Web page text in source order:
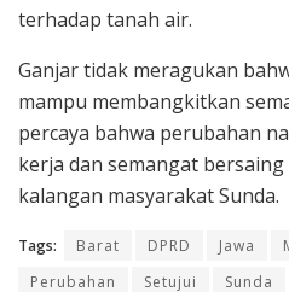
terhadap tanah air.
Ganjar tidak meragukan
mampu membangkitkan
percaya bahwa perubahan
kerja dan semangat
kalangan masyarakat Sunda.
Tags: Barat DPRD Jawa
Perubahan
Setujui Sunda